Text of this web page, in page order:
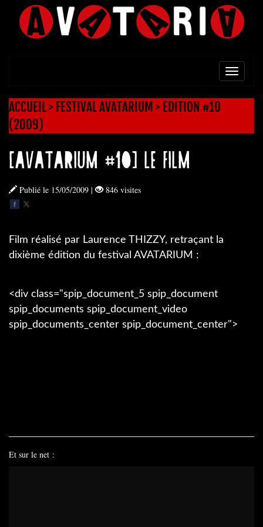
ACCUEIL> FESTIVAL AVATARIUM > EDITION #10
(2009)
[AVATARIUM #10] LE FILM
Publié le 15/05/2009 | 846 visites
Film réalisé par Laurence THIZZY, retraçant la
dixième édition du festival AVATARIUM :
<div class="spip_document_5 spip_document
spip_documents spip_document_video
spip_documents_center spip_document_center">
Et sur le net :